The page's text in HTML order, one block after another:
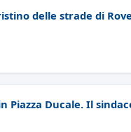
delle strade di
Piazza Ducale. Il